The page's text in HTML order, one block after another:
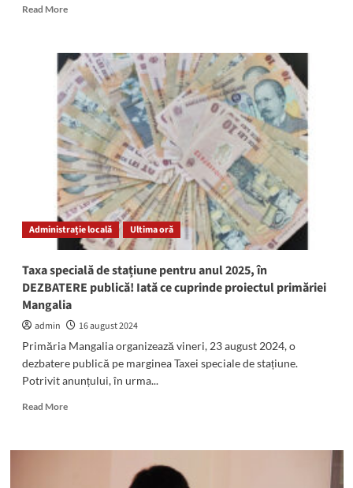
rachetă
ucrainean
Read MoreRead
(FOTO/VIDEO)
O
MARE
de
oameni:
Imagini
IREALE
de
la
Costinești.
Stațiunea
este
arhiplină
Administrație locală Ultima oră
Taxa specială de stațiune pentru anul 2025, în
DEZBATERE publică! Iată ce cuprinde proiectul primăriei
Mangalia
admin
16 august 2024
Primăria Mangalia organizează vineri, 23 august 2024, o
dezbatere publică pe marginea Taxei speciale de stațiune.
Potrivit anunțului, în urma...
Read MoreRead
Taxa